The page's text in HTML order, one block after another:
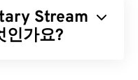
Stream
인가요?